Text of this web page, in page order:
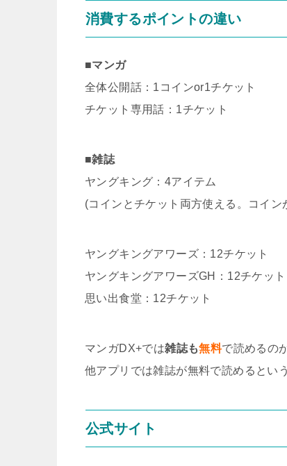
消費するポイントの違い
■マンガ
全体公開話：1コインor1チケット
チケット専用話：1チケット
■雑誌
ヤングキング：4アイテム
(コインとチケット両方使える。コイ
ヤングキングアワーズ：12チケット
ヤングキングアワーズGH：12チケット
思い出食堂：12チケット
マンガDX+では雑誌も無料で読めるの
他アプリでは雑誌が無料で読めるとい
公式サイト